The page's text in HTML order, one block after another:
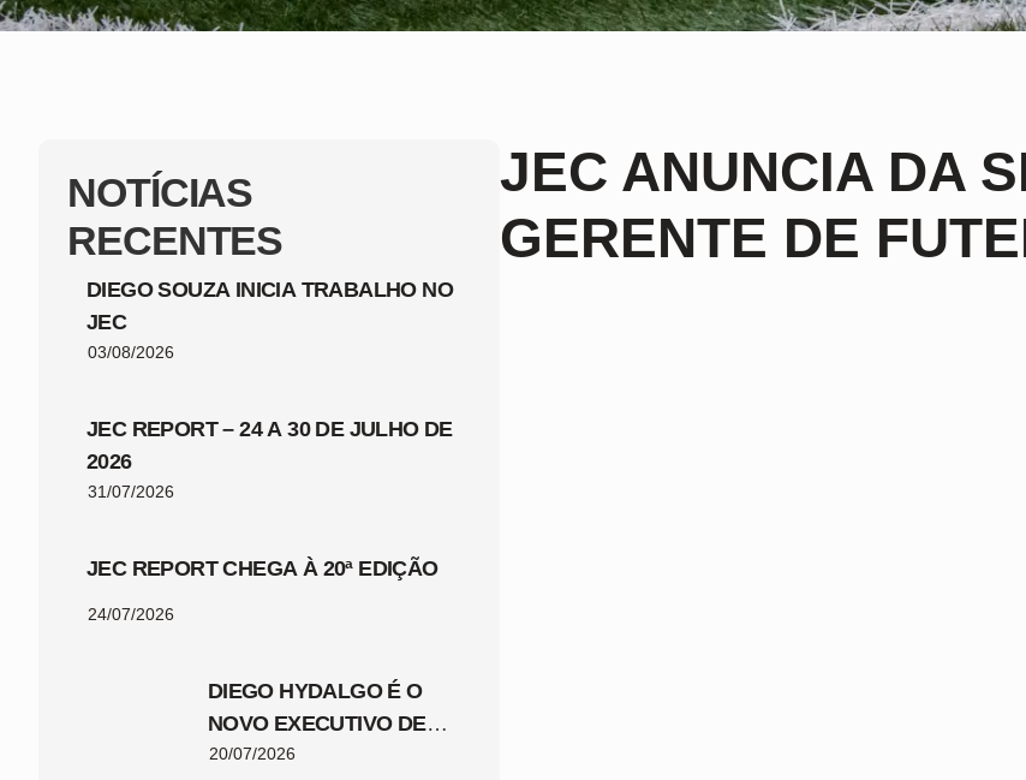
NOTÍCIAS
RECENTES
DIEGO SOUZA INICIA TRABALHO NO
JEC
03/08/2026
JEC REPORT – 24 A 30 DE JULHO DE
2026
31/07/2026
JEC REPORT CHEGA À 20ª EDIÇÃO
24/07/2026
DIEGO HYDALGO É O
NOVO EXECUTIVO DE
FUTEBOL DO JEC
20/07/2026
JEC ANUNCIA DA
GERENTE DE